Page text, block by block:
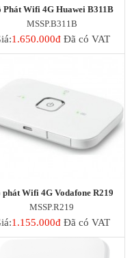
Phát Wifi 4G Huawei B311B
MSSP.B311B
1.650.000đĐã có VAT
phát Wifi 4G Vodafone R219
MSSP.R219
1.155.000đĐã có VAT